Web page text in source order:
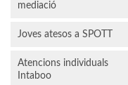
mediació
Joves atesos a SPOTT
Atencions individuals
Intaboo